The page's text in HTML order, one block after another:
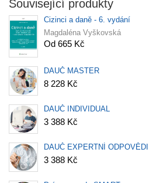
Související produkty
Cizinci a daně - 6. vydání
Magdaléna Vyškovská
Od 665 Kč
DAUČ MASTER
8 228 Kč
DAUČ INDIVIDUAL
3 388 Kč
DAUČ EXPERTNÍ ODPOVĚDI
3 388 Kč